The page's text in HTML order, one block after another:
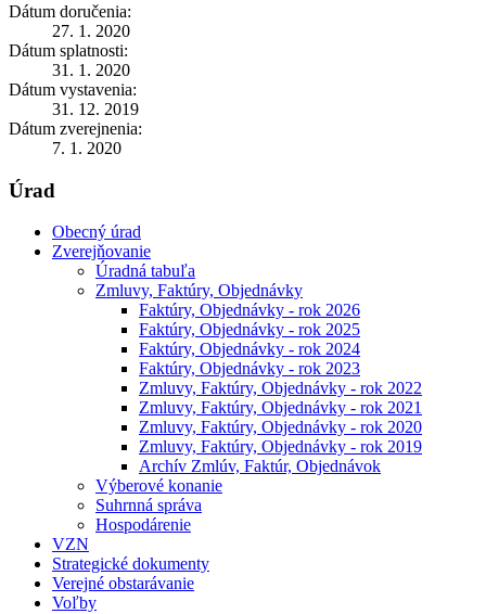
Dátum doručenia:
27. 1. 2020
Dátum splatnosti:
31. 1. 2020
Dátum vystavenia:
31. 12. 2019
Dátum zverejnenia:
7. 1. 2020
Úrad
Obecný úrad
Zverejňovanie
Úradná tabuľa
Zmluvy, Faktúry, Objednávky
Faktúry, Objednávky - rok 2026
Faktúry, Objednávky - rok 2025
Faktúry, Objednávky - rok 2024
Faktúry, Objednávky - rok 2023
Zmluvy, Faktúry, Objednávky - rok 2022
Zmluvy, Faktúry, Objednávky - rok 2021
Zmluvy, Faktúry, Objednávky - rok 2020
Zmluvy, Faktúry, Objednávky - rok 2019
Archív Zmlúv, Faktúr, Objednávok
Výberové konanie
Suhrnná správa
Hospodárenie
VZN
Strategické dokumenty
Verejné obstarávanie
Voľby